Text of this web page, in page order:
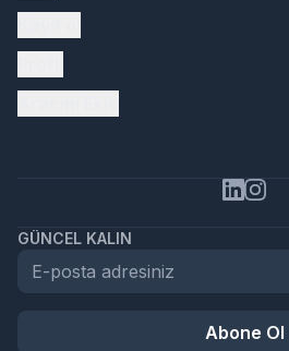
GÜNCEL KALIN
Abone Ol